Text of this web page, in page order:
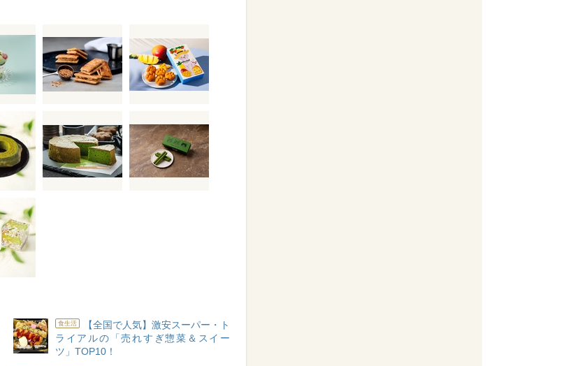
食生活
【全国で人気】激安スーパー・ト
ライアルの「売れすぎ惣菜＆スイー
ツ」TOP10！